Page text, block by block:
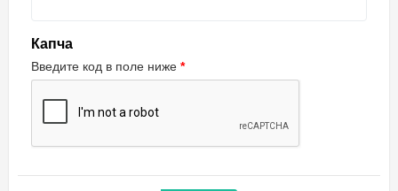
Капча
Введите код в поле ниже